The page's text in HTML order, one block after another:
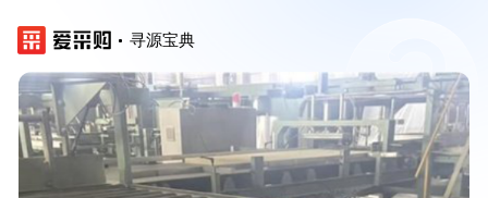
寻源宝典